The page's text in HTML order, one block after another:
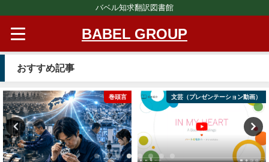
バベル知求翻訳図書館
BABEL GROUP
おすすめ記事
巻頭言 文芸（プレゼンテーション動画）